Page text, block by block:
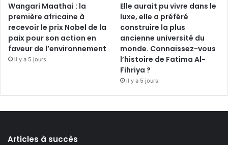
Wangari Maathai : la
première africaine à
recevoir le prix Nobel de la
paix pour son action en
faveur de l’environnement
il y a 5 jours
Elle aurait pu vivre dans le
luxe, elle a préféré
construire la plus
ancienne université du
monde. Connaissez-vous
l’histoire de Fatima Al-
Fihriya ?
il y a 5 jours
Articles à succès